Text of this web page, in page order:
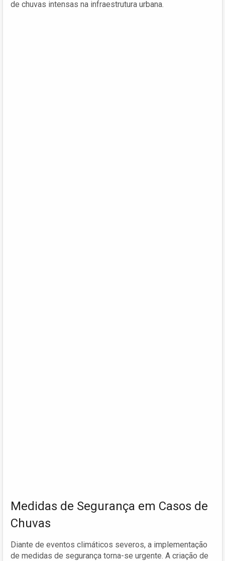
de chuvas intensas na infraestrutura urbana.
Medidas de Segurança em Casos de
Chuvas
Diante de eventos climáticos severos, a implementação
de medidas de segurança torna-se urgente. A criação de